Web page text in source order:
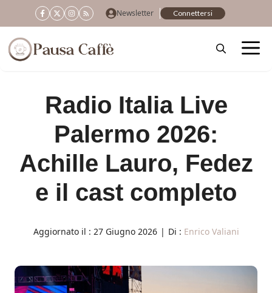
al
contenuto
Newsletter Connettersi
Radio Italia Live
Palermo 2026:
Achille Lauro, Fedez
e il cast completo
Aggiornato il : 27 Giugno 2026 | Di : Enrico Valiani